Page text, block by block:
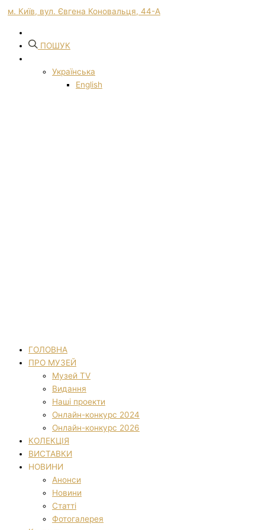
м. Київ, вул. Євгена Коновальця, 44-А
ПОШУК
Українська
English
ГОЛОВНА
ПРО МУЗЕЙ
Музей TV
Видання
Наші проекти
Онлайн-конкурс 2024
Онлайн-конкурс 2026
КОЛЕКЦІЯ
ВИСТАВКИ
НОВИНИ
Анонси
Новини
Статті
Фотогалерея